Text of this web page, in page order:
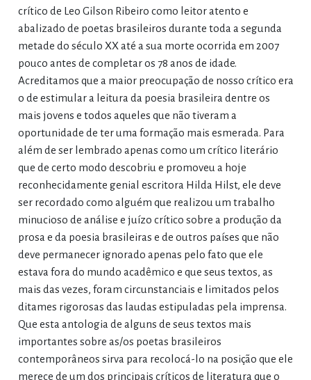
crítico de Leo Gilson Ribeiro como leitor atento e
abalizado de poetas brasileiros durante toda a segunda
metade do século XX até a sua morte ocorrida em 2007
pouco antes de completar os 78 anos de idade.
Acreditamos que a maior preocupação de nosso crítico era
o de estimular a leitura da poesia brasileira dentre os
mais jovens e todos aqueles que não tiveram a
oportunidade de ter uma formação mais esmerada. Para
além de ser lembrado apenas como um crítico literário
que de certo modo descobriu e promoveu a hoje
reconhecidamente genial escritora Hilda Hilst, ele deve
ser recordado como alguém que realizou um trabalho
minucioso de análise e juízo crítico sobre a produção da
prosa e da poesia brasileiras e de outros países que não
deve permanecer ignorado apenas pelo fato que ele
estava fora do mundo acadêmico e que seus textos, as
mais das vezes, foram circunstanciais e limitados pelos
ditames rigorosas das laudas estipuladas pela imprensa.
Que esta antologia de alguns de seus textos mais
importantes sobre as/os poetas brasileiros
contemporâneos sirva para recolocá-lo na posição que ele
merece de um dos principais críticos de literatura que o